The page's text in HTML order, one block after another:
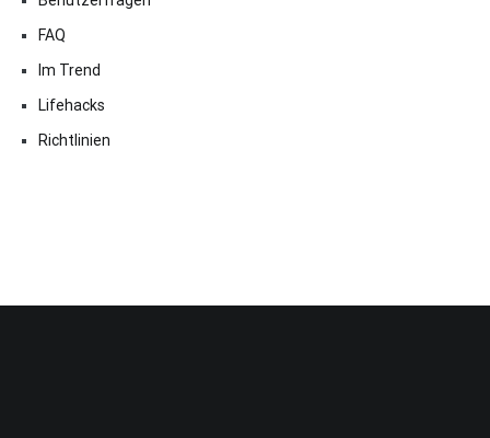
FAQ
Im Trend
Lifehacks
Richtlinien